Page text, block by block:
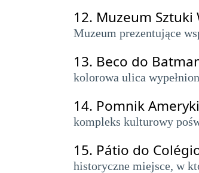
12. Muzeum Sztuki
Muzeum prezentujące
13. Beco do
kolorowa ulica
14. Pomnik
kompleks kulturowy
15. Pátio do
historyczne miejsce, w